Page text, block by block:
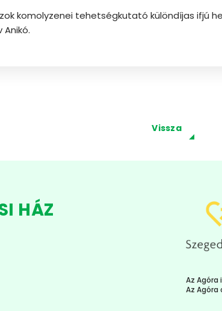
komolyzenei tehetségkutató különdíjas ifjú
Anikó.
Vissza
HÁZ
Az
Az